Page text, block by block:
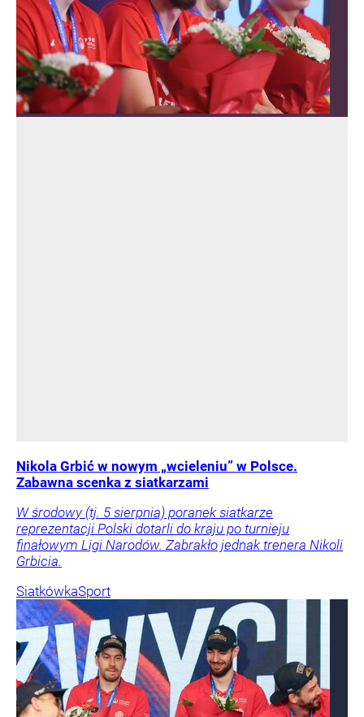
Nikola Grbić w nowym „wcieleniu” w Polsce.
Zabawna scenka z siatkarzami
W środowy (tj. 5 sierpnia) poranek siatkarze
reprezentacji Polski dotarli do kraju po turnieju
finałowym Ligi Narodów. Zabrakło jednak trenera Nikoli
Grbicia.
SiatkówkaSport